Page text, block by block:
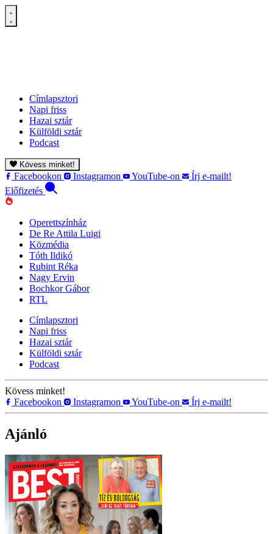
Címlapsztori
Napi friss
Hazai sztár
Külföldi sztár
Podcast
Kövess minket!
Facebookon Instagramon YouTube-on
Írj e-mailt!
Előfizetés
Operettszínház
De Re Attila Luigi
Közmédia
Tóth Ildikó
Rubint Réka
Nagy Ervin
Bochkor Gábor
RTL
Címlapsztori
Napi friss
Hazai sztár
Külföldi sztár
Podcast
Kövess minket!
Facebookon
Instagramon YouTube-on Írj e-mailt!
Ajánló